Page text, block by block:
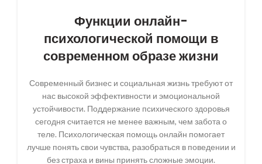
Функции онлайн-
психологической помощи в
современном образе жизни
Современный бизнес и социальная жизнь требуют от
нас высокой эффективности и эмоциональной
устойчивости. Поддержание психического здоровья
сегодня считается не менее важным, чем забота о
теле. Психологическая помощь онлайн помогает
лучше понять свои чувства, разобраться в поведении и
без страха и вины принять сложные эмоции.